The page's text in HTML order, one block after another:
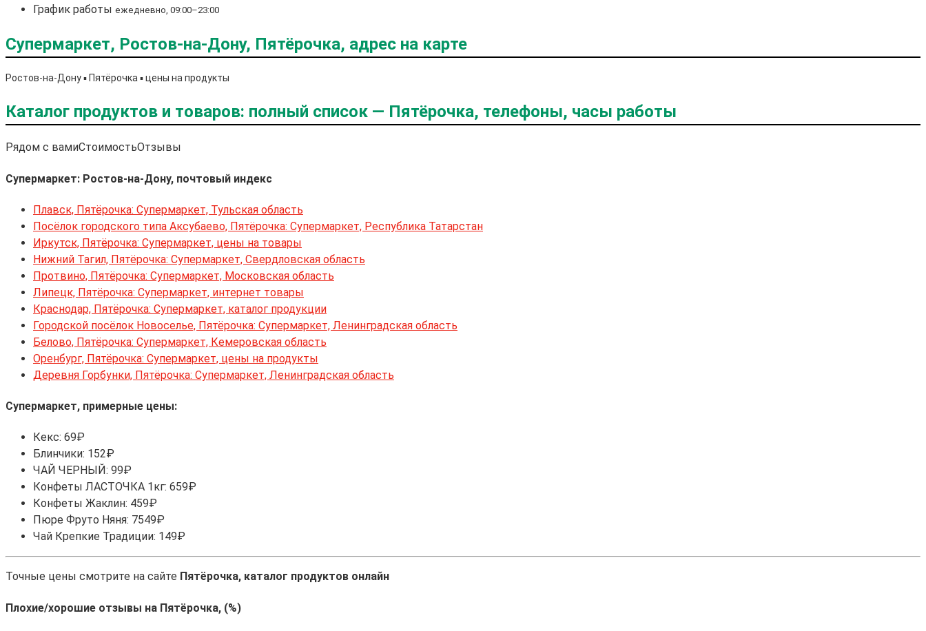
График работы ежедневно, 09:00–23:00
Супермаркет, Ростов-на-Дону, Пятёрочка, адрес на карте
Ростов-на-Дону ▪️ Пятёрочка ▪️ цены на продукты
Каталог продуктов и товаров: полный список — Пятёрочка, телефоны, часы работы
Рядом с вамиСтоимостьОтзывы
Супермаркет: Ростов-на-Дону, почтовый индекс
Плавск, Пятёрочка: Супермаркет, Тульская область
Посёлок городского типа Аксубаево, Пятёрочка: Супермаркет, Республика Татарстан
Иркутск, Пятёрочка: Супермаркет, цены на товары
Нижний Тагил, Пятёрочка: Супермаркет, Свердловская область
Протвино, Пятёрочка: Супермаркет, Московская область
Липецк, Пятёрочка: Супермаркет, интернет товары
Краснодар, Пятёрочка: Супермаркет, каталог продукции
Городской посёлок Новоселье, Пятёрочка: Супермаркет, Ленинградская область
Белово, Пятёрочка: Супермаркет, Кемеровская область
Оренбург, Пятёрочка: Супермаркет, цены на продукты
Деревня Горбунки, Пятёрочка: Супермаркет, Ленинградская область
Супермаркет, примерные цены:
Кекс: 69₽
Блинчики: 152₽
ЧАЙ ЧЕРНЫЙ: 99₽
Конфеты ЛАСТОЧКА 1кг: 659₽
Конфеты Жаклин: 459₽
Пюре Фруто Няня: 7549₽
Чай Крепкие Традиции: 149₽
Точные цены смотрите на сайте Пятёрочка, каталог продуктов онлайн
Плохие/хорошие отзывы на Пятёрочка, (%)